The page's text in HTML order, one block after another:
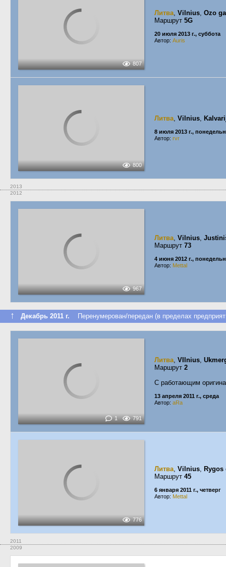
807
Литва, Vilnius, Ozo
Маршрут 5G
20 июля 2013 г., суббота
Автор: Auris
800
Литва, Vilnius,
8 июля 2013 г.,
Автор: rvr
2013
2012
967
Литва, Vilnius,
Маршрут 73
4 июня 2012 г.,
Автор: Mettal
↑ Декабрь 2011 г. Перенумерован/передан (в пределах
1 791
Литва, VIlnius,
Маршрут 2
С работающим
13 апреля 2011 г., среда
Автор: aRa
776
Литва, Vilnius, Rygos
Маршрут 45
6 января 2011 г., четверг
Автор: Mettal
2011
2009